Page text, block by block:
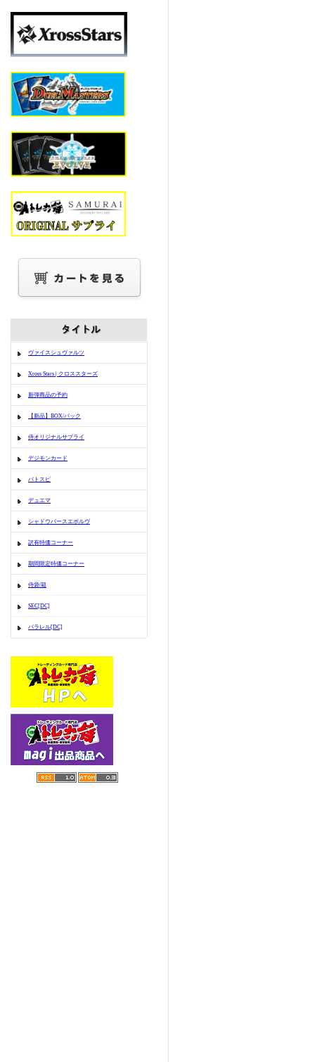
ヴァイスシュヴァルツ
Xross Stars | クロススターズ
新弾商品の予約
【新品】BOX/パック
侍オリジナルサプライ
デジモンカード
バトスピ
デュエマ
シャドウバースエボルヴ
訳有特価コーナー
期間限定特価コーナー
侍袋/箱
SEC[DC]
パラレル[DC]